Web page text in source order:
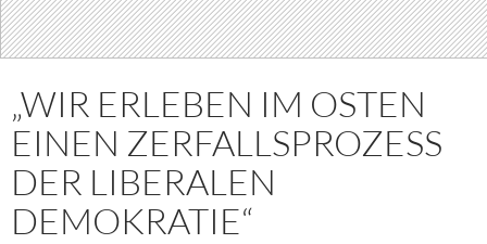
„WIR ERLEBEN IM OSTEN
EINEN ZERFALLSPROZESS
DER LIBERALEN
DEMOKRATIE“